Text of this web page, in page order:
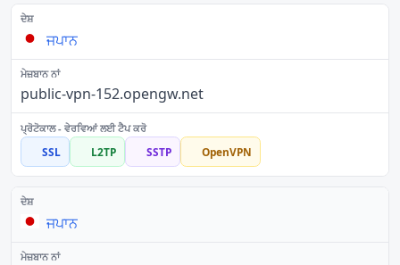
ਜਪਾਨ
public-vpn-152.opengw.net
SSL L2TP SSTP OpenVPN
ਜਪਾਨ